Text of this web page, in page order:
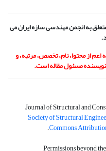
به انجمن مهندسی سازه ایران می
از محتوا، نام، تخصص، مرتبه، و
مسئول مقاله است.
Journal of Structural and
Society of Structural
Commons
.
Permissions beyond